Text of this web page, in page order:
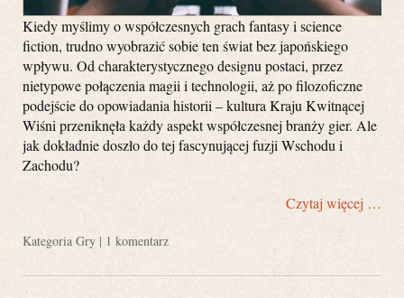
Kiedy myślimy o współczesnych grach fantasy i science
fiction, trudno wyobrazić sobie ten świat bez japońskiego
wpływu. Od charakterystycznego designu postaci, przez
nietypowe połączenia magii i technologii, aż po filozoficzne
podejście do opowiadania historii – kultura Kraju Kwitnącej
Wiśni przeniknęła każdy aspekt współczesnej branży gier. Ale
jak dokładnie doszło do tej fascynującej fuzji Wschodu i
Zachodu?
Czytaj więcej …
Kategoria Gry | 1 komentarz